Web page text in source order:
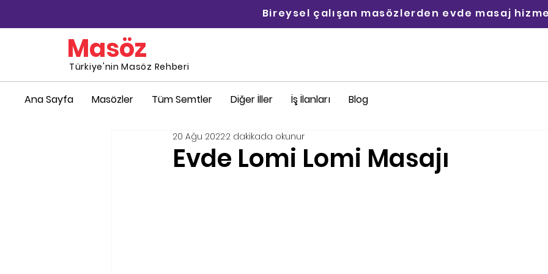
Ana Sayfa Masözler Tüm Semtler Diğer İller İş İlanları Blog
Masöz
Türkiye'nin Masöz Rehberi
Bireysel çalışan masözlerden evde masaj
Evde Lomi Lomi Masajı
20 Ağu 20222 dakikada okunur